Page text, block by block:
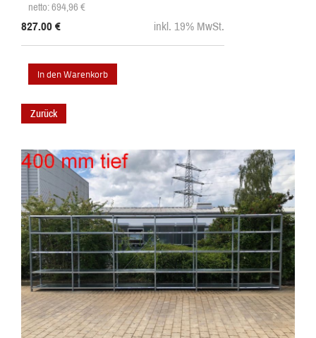
netto: 694,96 €
827.00 € inkl. 19% MwSt.
Zurück